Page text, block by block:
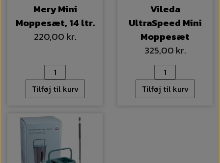
Mery Mini
Moppesæt, 14 ltr.
220,00 kr.
Tilføj til kurv
Vileda
UltraSpeed Mini
Moppesæt
325,00 kr.
Tilføj til kurv